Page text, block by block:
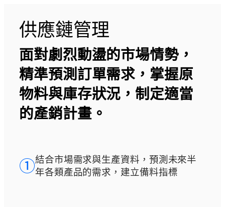
供應鏈管理
面對劇烈動盪的市場情勢，
精準預測訂單需求，掌握原
物料與庫存狀況，制定適當
的產銷計畫。
➀結合市場需求與生產資料，預測未來半
年各類產品的需求，建立備料指標